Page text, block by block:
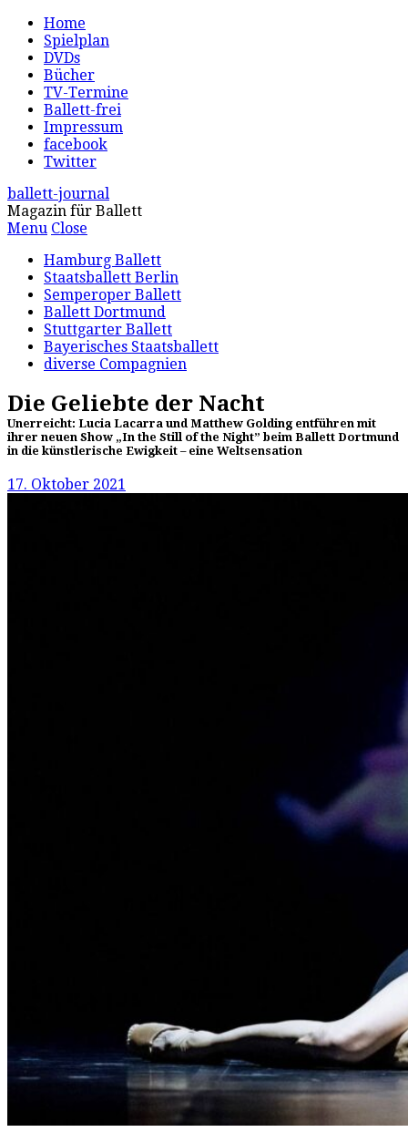
Home
Spielplan
DVDs
Bücher
TV-Termine
Ballett-frei
Impressum
facebook
Twitter
ballett-journal
Magazin für Ballett
Menu Close
Hamburg Ballett
Staatsballett Berlin
Semperoper Ballett
Ballett Dortmund
Stuttgarter Ballett
Bayerisches Staatsballett
diverse Compagnien
Die Geliebte der Nacht
Unerreicht: Lucia Lacarra und Matthew Golding entführen mit
ihrer neuen Show „In the Still of the Night” beim Ballett Dortmund
in die künstlerische Ewigkeit – eine Weltsensation
17. Oktober 2021